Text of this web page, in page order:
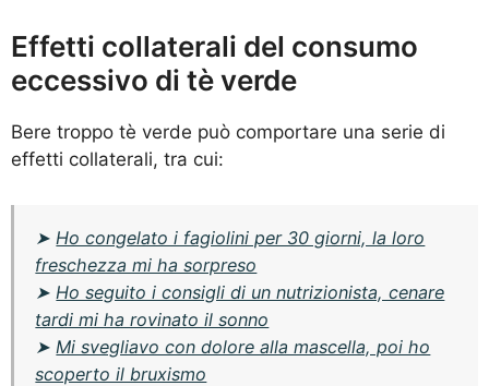
Effetti collaterali del consumo
eccessivo di tè verde
Bere troppo tè verde può comportare una serie di
effetti collaterali, tra cui:
➤Ho congelato i fagiolini per 30 giorni, la loro
freschezza mi ha sorpreso
➤Ho seguito i consigli di un nutrizionista, cenare
tardi mi ha rovinato il sonno
➤Mi svegliavo con dolore alla mascella, poi ho
scoperto il bruxismo